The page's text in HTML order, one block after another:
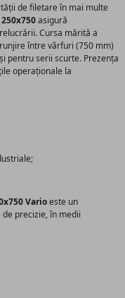
de filetare în mai multe
250x750asigură
Cursa mărită a
între vârfuri (750 mm)
pentru serii scurte. Prezența
operaționale la
Varioeste un
precizie, în medii